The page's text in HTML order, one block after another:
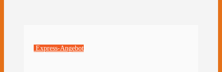
Express-Angebot